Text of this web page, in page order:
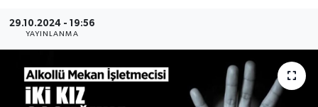
29.10.2024 - 19:56
YAYINLANMA